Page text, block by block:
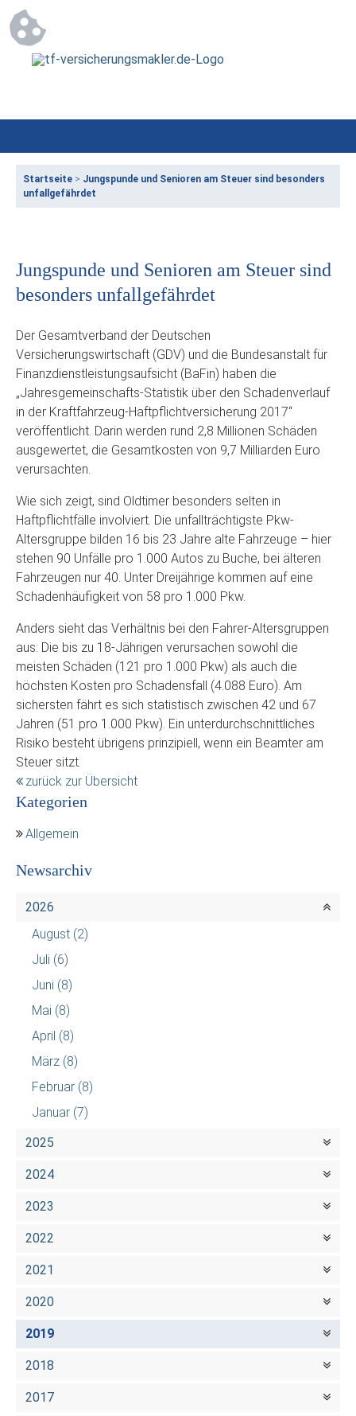
Startseite > Jungspunde und Senioren am Steuer sind besonders
unfallgefährdet
Jungspunde und Senioren am Steuer sind
besonders unfallgefährdet
Der Gesamtverband der Deutschen
Versicherungswirtschaft (GDV) und die Bundesanstalt für
Finanzdienstleistungsaufsicht (BaFin) haben die
„Jahresgemeinschafts-Statistik über den Schadenverlauf
in der Kraftfahrzeug-Haftpflichtversicherung 2017“
veröffentlicht. Darin werden rund 2,8 Millionen Schäden
ausgewertet, die Gesamtkosten von 9,7 Milliarden Euro
verursachten.
Wie sich zeigt, sind Oldtimer besonders selten in
Haftpflichtfälle involviert. Die unfallträchtigste Pkw-
Altersgruppe bilden 16 bis 23 Jahre alte Fahrzeuge – hier
stehen 90 Unfälle pro 1.000 Autos zu Buche, bei älteren
Fahrzeugen nur 40. Unter Dreijährige kommen auf eine
Schadenhäufigkeit von 58 pro 1.000 Pkw.
Anders sieht das Verhältnis bei den Fahrer-Altersgruppen
aus: Die bis zu 18-Jährigen verursachen sowohl die
meisten Schäden (121 pro 1.000 Pkw) als auch die
höchsten Kosten pro Schadensfall (4.088 Euro). Am
sichersten fährt es sich statistisch zwischen 42 und 67
Jahren (51 pro 1.000 Pkw). Ein unterdurchschnittliches
Risiko besteht übrigens prinzipiell, wenn ein Beamter am
Steuer sitzt.
zurück zur Übersicht
Kategorien
Allgemein
Newsarchiv
2026
August (2)
Juli (6)
Juni (8)
Mai (8)
April (8)
März (8)
Februar (8)
Januar (7)
2025
2024
2023
2022
2021
2020
2019
2018
2017